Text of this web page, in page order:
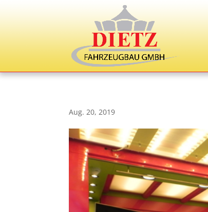
Aug. 20, 2019